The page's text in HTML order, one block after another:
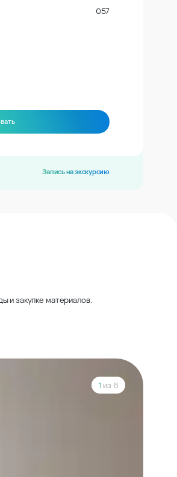
057
Запись на экскурсию
и закупке материалов.
1 из 6